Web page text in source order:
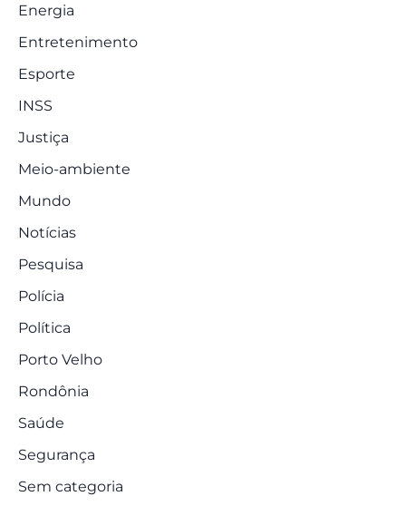
Energia
Entretenimento
Esporte
INSS
Justiça
Meio-ambiente
Mundo
Notícias
Pesquisa
Polícia
Política
Porto Velho
Rondônia
Saúde
Segurança
Sem categoria